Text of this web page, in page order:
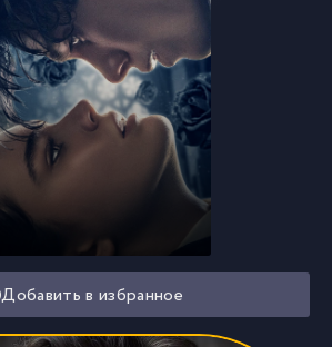
Добавить в избранное